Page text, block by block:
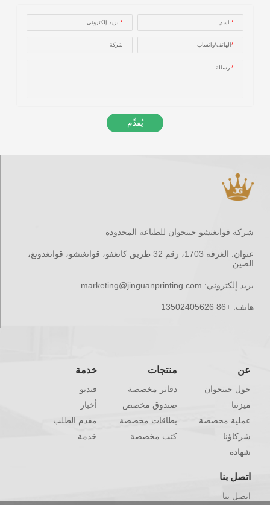
* اسم * بريد إلكتروني
*الهاتف/واتساب شركة
* رسالة
يُقدِّم
شركة قوانغتشو جينجوان للطباعة المحدودة
عنوان:
الغرفة 1703، رقم 32 طريق كانغفو، قوانغتشو، قوانغدونغ،
الصين
بريد إلكتروني: marketing@jinguanprinting.com
هاتف: +86 13502405626
عن
حول جينجوان
ميزتنا
عملية مخصصة
شركاؤنا
شهادة
منتجات
دفاتر مخصصة
صندوق مخصص
بطاقات مخصصة
كتب مخصصة
خدمة
فيديو
أخبار
مقدم الطلب
خدمة
اتصل بنا
اتصل بنا